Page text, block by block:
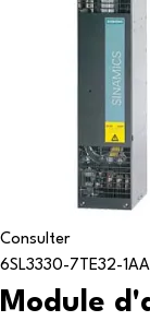
Consulter
6SL3330-7TE32-
Module